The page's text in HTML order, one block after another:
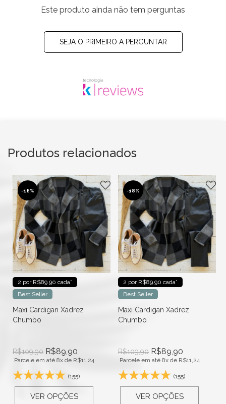
Este produto ainda não tem perguntas
SEJA O PRIMEIRO A PERGUNTAR
Produtos relacionados
-18%
2 por R$89.90 cada*
Best Seller
Maxi Cardigan Xadrez
Chumbo
R$109,90 R$89,90
Parcele em até 8x de R$11,24
(155)
VER OPÇÕES
-18%
2 por R$89.90 cada*
Best Seller
Maxi Cardigan Xadrez
Chumbo
R$109,90 R$89,90
Parcele em até 8x de R$11,24
(155)
VER OPÇÕES